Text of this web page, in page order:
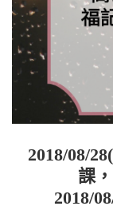
2018/08/
課
2018/